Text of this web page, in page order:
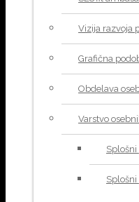
Vizija razvoja
Grafična
Obdelava
Varstvo